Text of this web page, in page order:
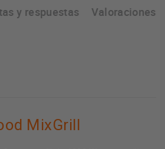
y respuestas Valoraciones
MixGrill